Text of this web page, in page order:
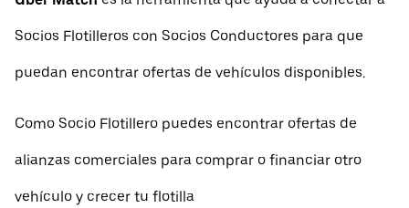
Socios Flotilleros con Socios Conductores para que
puedan encontrar ofertas de vehículos disponibles.
Como Socio Flotillero puedes encontrar ofertas de
alianzas comerciales para comprar o financiar otro
vehículo y crecer tu flotilla